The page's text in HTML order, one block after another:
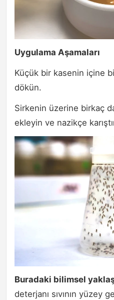
Uygulama Aşamaları
Küçük bir kasenin içine
dökün.
Sirkenin üzerine birkaç
ekleyin ve nazikçe
Buradaki bilimsel
deterjanı sıvının yüzey